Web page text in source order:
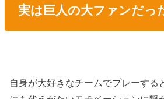
実は巨人の大ファンだっ
自身が大好きなチームでプレーする